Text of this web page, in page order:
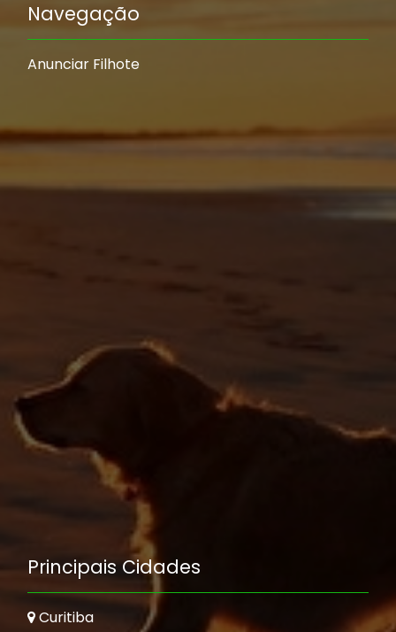
Navegação
Anunciar Filhote
Principais Cidades
Curitiba